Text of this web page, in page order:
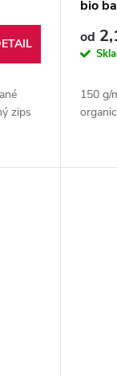
zips
bio
od
150 g/